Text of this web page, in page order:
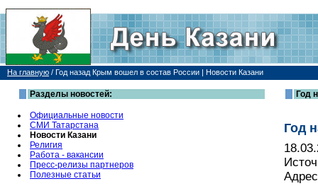
На главную / Год назад Крым вошел в состав России | Новости Казани
Разделы новостей:
Официальные новости
СМИ Татарстана
Новости Казани
Религия
Работа - вакансии
Пресс-релизы партнеров
Полезные статьи
Год
Год